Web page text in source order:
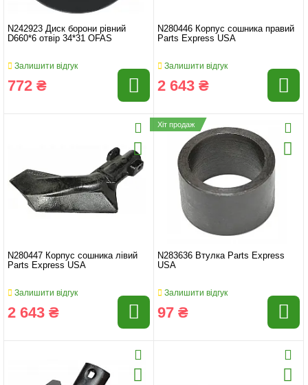
N242923 Диск борони рівний
D660*6 отвір 34*31 OFAS
Залишити відгук
772 ₴
N280446 Корпус сошника правий
Parts Express USA
Залишити відгук
2 643 ₴
N280447 Корпус сошника лівий
Parts Express USA
Залишити відгук
2 643 ₴
Хіт продаж
N283636 Втулка Parts Express
USA
Залишити відгук
97 ₴